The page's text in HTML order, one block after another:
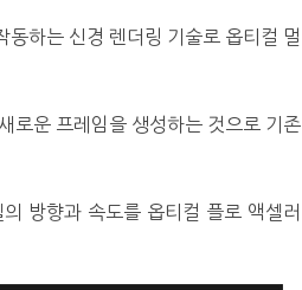
하는 신경 렌더링 기술로 옵티컬 멀
운 프레임을 생성하는 것으로 기존
방향과 속도를 옵티컬 플로 액셀러